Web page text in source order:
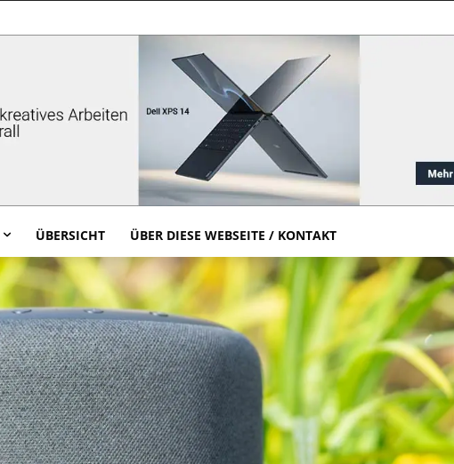
ÜBERSICHT ÜBER DIESE WEBSEITE / KONTAKT